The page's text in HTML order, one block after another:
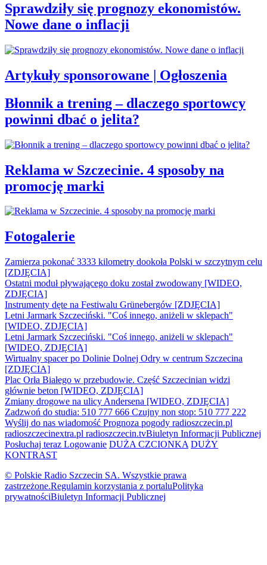
Sprawdziły się prognozy ekonomistów.
Nowe dane o inflacji
Artykuły sponsorowane | Ogłoszenia
Błonnik a trening – dlaczego sportowcy
powinni dbać o jelita?
Reklama w Szczecinie. 4 sposoby na
promocję marki
Fotogalerie
Zamierza pokonać 3333 kilometry dookoła Polski w szczytnym celu
[ZDJĘCIA]
Ostatni moduł pływającego doku został zwodowany [WIDEO,
ZDJĘCIA]
Instrumenty dęte na Festiwalu Grünebergów [ZDJĘCIA]
Letni Jarmark Szczeciński. "Coś innego, aniżeli w sklepach"
[WIDEO, ZDJĘCIA]
Letni Jarmark Szczeciński. "Coś innego, aniżeli w sklepach"
[WIDEO, ZDJĘCIA]
Wirtualny spacer po Dolinie Dolnej Odry w centrum Szczecina
[ZDJĘCIA]
Plac Orła Białego w przebudowie. Część Szczecinian widzi
głównie beton [WIDEO, ZDJĘCIA]
Zmiany drogowe na ulicy Andersena [WIDEO, ZDJĘCIA]
Zadzwoń do studia: 510 777 666 Czujny non stop: 510 777 222
Wyślij do nas wiadomość Prognoza pogody radioszczecin.pl
radioszczecinextra.pl radioszczecin.tvBiuletyn Informacji Publicznej
Posłuchaj teraz Logowanie DUŻA CZCIONKA DUŻY
KONTRAST
© Polskie Radio Szczecin SA. Wszystkie prawa
zastrzeżone.Regulamin korzystania z portaluPolityka
prywatnościBiuletyn Informacji Publicznej